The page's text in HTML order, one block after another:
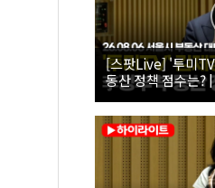
[스팟Live] '투미
동산 정책 점수는?
대토론회